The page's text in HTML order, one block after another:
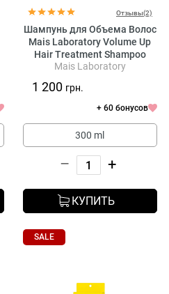
Отзывы(2)
Шампунь для Объема Волос
Mais Laboratory Volume Up
Hair Treatment Shampoo
Mais Laboratory
1 200 грн.
+ 60 бонусов
300 ml
– +
КУПИТЬ
SALE